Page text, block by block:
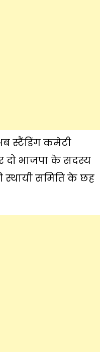
स्टैंडिंग कमेटी
दो भाजपा के सदस्य
स्थायी समिति के छह